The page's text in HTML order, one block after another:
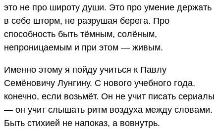
это не про широту души. Это про умение держать
в себе шторм, не разрушая берега. Про
способность быть тёмным, солёным,
непроницаемым и при этом — живым.
Именно этому я пойду учиться к Павлу
Семёновичу Лунгину. С нового учебного года,
конечно, если возьмёт. Он не учит писать сериалы
— он учит слышать ритм воздуха между словами.
Быть стихией не напоказ, а вовнутрь.